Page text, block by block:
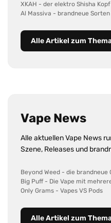
XKAH - der elektro Shisha
Al Massiva - brandneue Sorten
Alle Artikel zum
Vape News
Alle aktuellen Vape News
Szene, Releases und
Beyond Weed - die brandneue
Big Puff - Die Vape mit
Only Grams - Vapes VS Pods
Alle Artikel zum